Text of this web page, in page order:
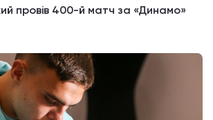
провів 400-й матч за «Динамо»